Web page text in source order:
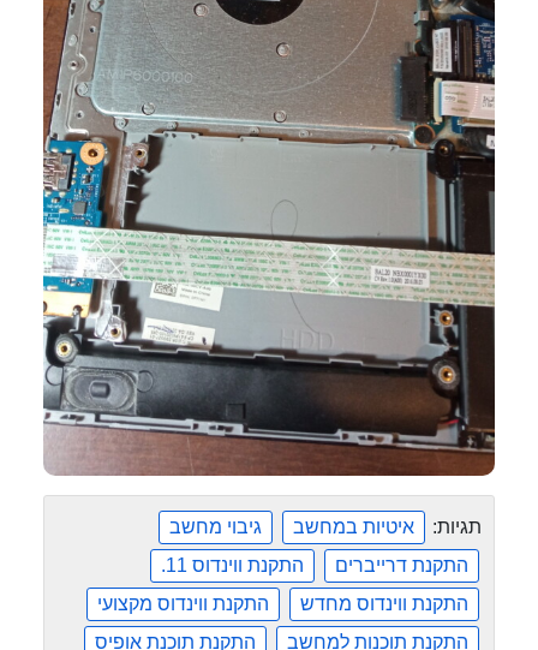
תגיות: איטיות במחשב
גיבוי מחשב
התקנת דרייברים
התקנת ווינדוס 11.
התקנת ווינדוס מחדש
התקנת ווינדוס מקצועי
התקנת תוכנות למחשב
התקנת תוכנת אופיס